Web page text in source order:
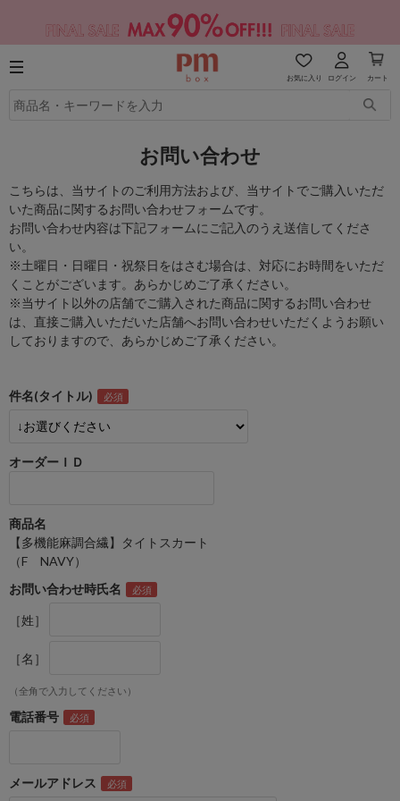
お気に入り ログイン カート
お問い合わせ
こちらは、当サイトのご利用方法および、当サイトでご購入いただ
いた商品に関するお問い合わせフォームです。
お問い合わせ内容は下記フォームにご記入のうえ送信してくださ
い。
※土曜日・日曜日・祝祭日をはさむ場合は、対応にお時間をいただ
くことがございます。あらかじめご了承ください。
※当サイト以外の店舗でご購入された商品に関するお問い合わせ
は、直接ご購入いただいた店舗へお問い合わせいただくようお願い
しておりますので、あらかじめご了承ください。
件名(タイトル)
オーダーＩＤ
商品名
【多機能麻調合繊】タイトスカート
（F NAVY）
お問い合わせ時氏名
［姓］
［名］
（全角で入力してください）
電話番号
メールアドレス